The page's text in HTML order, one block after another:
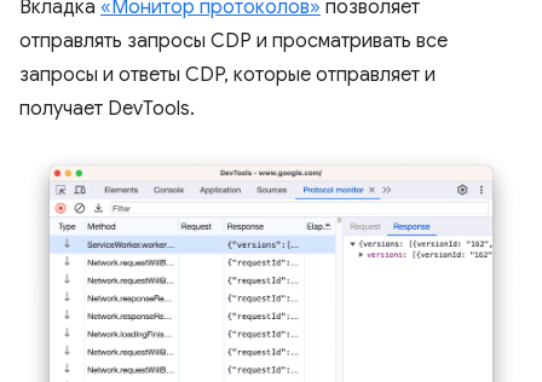
Вкладка «Монитор протоколов» позволяет
отправлять запросы CDP и просматривать все
запросы и ответы CDP, которые отправляет и
получает DevTools.